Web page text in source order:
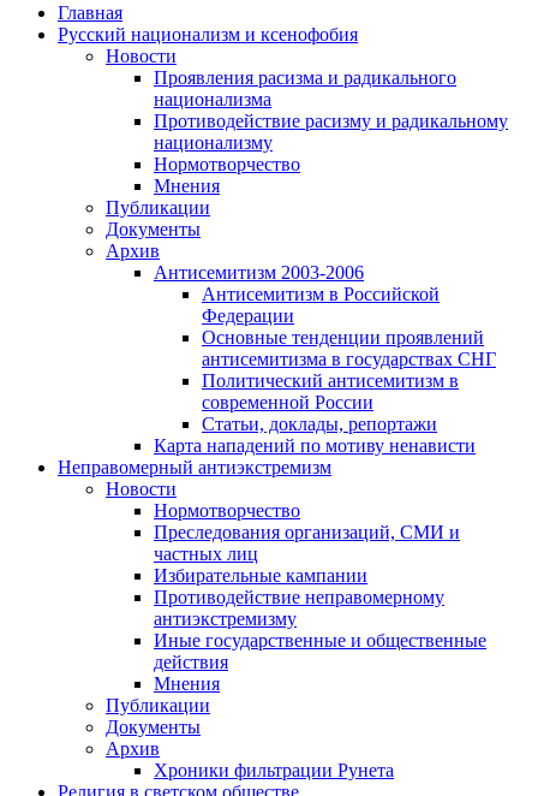
Главная
Русский национализм и ксенофобия
Новости
Проявления расизма и радикального
национализма
Противодействие расизму и радикальному
национализму
Нормотворчество
Мнения
Публикации
Документы
Архив
Антисемитизм 2003-2006
Антисемитизм в Российской
Федерации
Основные тенденции проявлений
антисемитизма в государствах СНГ
Политический антисемитизм в
современной России
Статьи, доклады, репортажи
Карта нападений по мотиву ненависти
Неправомерный антиэкстремизм
Новости
Нормотворчество
Преследования организаций, СМИ и
частных лиц
Избирательные кампании
Противодействие неправомерному
антиэкстремизму
Иные государственные и общественные
действия
Мнения
Публикации
Документы
Архив
Хроники фильтрации Рунета
Религия в светском обществе